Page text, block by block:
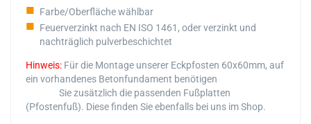
Farbe/Oberfläche wählbar
Feuerverzinkt nach EN ISO 1461, oder verzinkt und
nachträglich pulverbeschichtet
Hinweis: Für die Montage unserer Eckpfosten 60x60mm, auf
ein vorhandenes Betonfundament benötigen
Sie zusätzlich die passenden Fußplatten
(Pfostenfuß). Diese finden Sie ebenfalls bei uns im Shop.